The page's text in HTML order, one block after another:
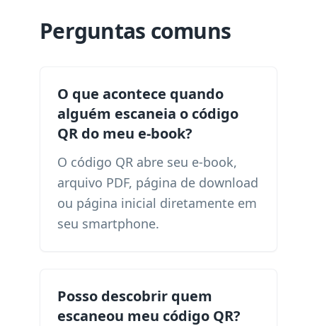
Perguntas comuns
O que acontece quando
alguém escaneia o código
QR do meu e-book?
O código QR abre seu e-book,
arquivo PDF, página de download
ou página inicial diretamente em
seu smartphone.
Posso descobrir quem
escaneou meu código QR?